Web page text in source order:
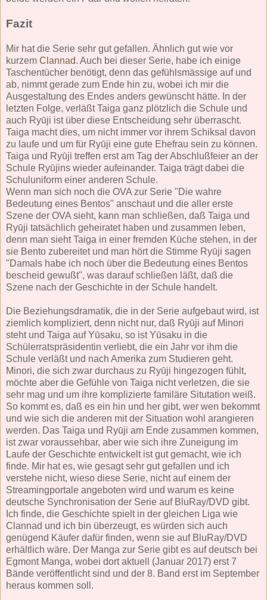
Fazit
Mir hat die Serie sehr gut gefallen. Ähnlich gut wie vor
kurzem Clannad. Auch bei dieser Serie, habe ich einige
Taschentücher benötigt, denn das gefühlsmässige auf und
ab, nimmt gerade zum Ende hin zu, wobei ich mir die
Ausgestaltung des Endes anders gewünscht hätte. In der
letzten Folge, verläßt Taiga ganz plötzlich die Schule und
auch Ryūji ist über diese Entscheidung sehr überrascht.
Taiga macht dies, um nicht immer vor ihrem Schiksal davon
zu laufe und um für Ryūji eine gute Ehefrau sein zu können.
Taiga und Ryūji treffen erst am Tag der Abschlußfeier an der
Schule Ryūjins wieder aufeinander. Taiga trägt dabei die
Schuluniform einer anderen Schule.
Wenn man sich noch die OVA zur Serie "Die wahre
Bedeutung eines Bentos" anschaut und die aller erste
Szene der OVA sieht, kann man schließen, daß Taiga und
Ryūji tatsächlich geheiratet haben und zusammen leben,
denn man sieht Taiga in einer fremden Küche stehen, in der
sie Bento zubereitet und man hört die Stimme Ryūji sagen
"Damals habe ich noch über die Bedeutung eines Bentos
bescheid gewußt", was darauf schließen läßt, daß die
Szene nach der Geschichte in der Schule handelt.
Die Beziehungsdramatik, die in der Serie aufgebaut wird, ist
ziemlich kompliziert, denn nicht nur, daß Ryūji auf Minori
steht und Taiga auf Yūsaku, so ist Yūsaku in die
Schülerratspräsidentin verliebt, die ein Jahr vor ihm die
Schule verläßt und nach Amerika zum Studieren geht.
Minori, die sich zwar durchaus zu Ryūji hingezogen fühlt,
möchte aber die Gefühle von Taiga nicht verletzen, die sie
sehr mag und um ihre komplizierte familäre Situtation weiß.
So kommt es, daß es ein hin und her gibt, wer wen bekommt
und wie sich die anderen mit der Situation wohl arangieren
werden. Das Taiga und Ryūji am Ende zusammen kommen,
ist zwar voraussehbar, aber wie sich ihre Zuneigung im
Laufe der Geschichte entwickelt ist gut gemacht, wie ich
finde. Mir hat es, wie gesagt sehr gut gefallen und ich
verstehe nicht, wieso diese Serie, nicht auf einem der
Streamingportale angeboten wird und warum es keine
deutsche Synchronisation der Serie auf BluRay/DVD gibt.
Ich finde, die Geschichte spielt in der gleichen Liga wie
Clannad und ich bin überzeugt, es würden sich auch
genügend Käufer dafür finden, wenn sie auf BluRay/DVD
erhältlich wäre. Der Manga zur Serie gibt es auf deutsch bei
Egmont Manga, wobei dort aktuell (Januar 2017) erst 7
Bände veröffentlicht sind und der 8. Band erst im September
heraus kommen soll.